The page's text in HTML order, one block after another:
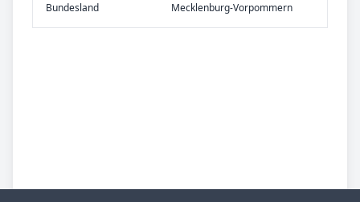
Bundes­land Mecklenburg-Vorpommern